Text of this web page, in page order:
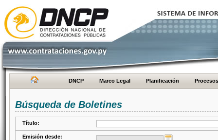
DNCP Marco Legal Planificación Procesos
Búsqueda de Boletines
Título:
Emisión desde: